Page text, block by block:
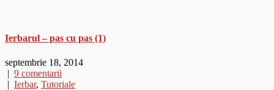
Ierbarul – pas cu pas (1)
septembrie 18, 2014
| 9 comentarii
| Ierbar, Tutoriale